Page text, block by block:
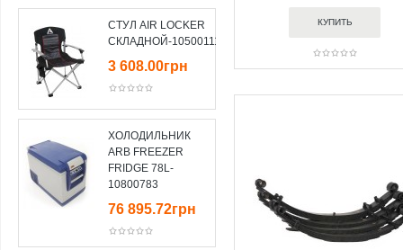
СТУЛ AIR LOCKER
СКЛАДНОЙ-10500111
3 608.00грн
ХОЛОДИЛЬНИК
ARB FREEZER
FRIDGE 78L-
10800783
76 895.72грн